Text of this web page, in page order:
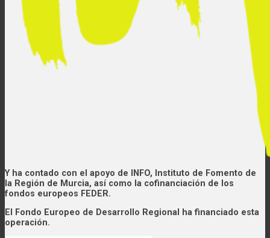
Y ha contado con el apoyo de INFO, Instituto de Fomento de
la Región de Murcia, así como la cofinanciación de los
fondos europeos FEDER.
El Fondo Europeo de Desarrollo Regional ha financiado esta
operación.